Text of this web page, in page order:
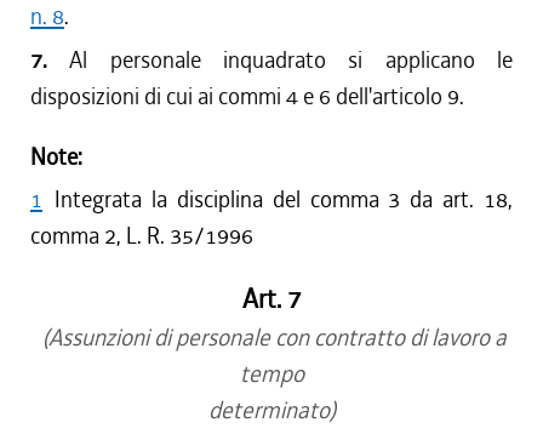
n. 8.
7. Al personale inquadrato si applicano le
disposizioni di cui ai commi 4 e 6 dell'articolo 9.
Note:
1 Integrata la disciplina del comma 3 da art. 18,
comma 2, L. R. 35/1996
Art. 7
(Assunzioni di personale con contratto di lavoro a
tempo
determinato)